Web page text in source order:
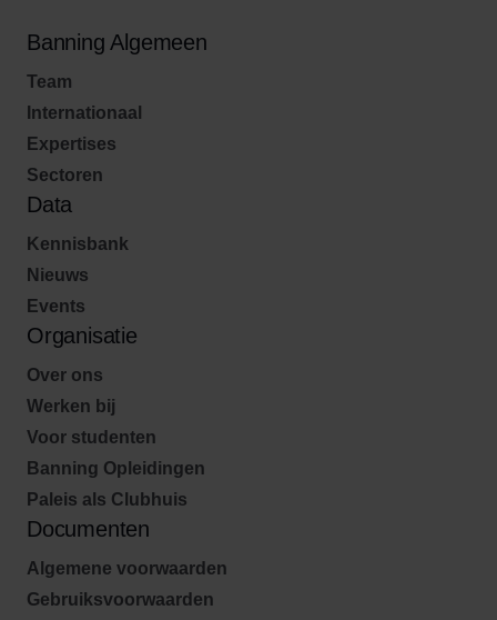
Banning Algemeen
Team
Internationaal
Expertises
Sectoren
Data
Kennisbank
Nieuws
Events
Organisatie
Over ons
Werken bij
Voor studenten
Banning Opleidingen
Paleis als Clubhuis
Documenten
Algemene voorwaarden
Gebruiksvoorwaarden